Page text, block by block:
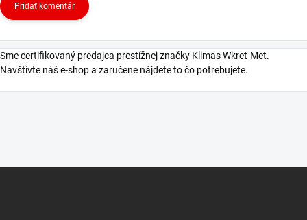
Pridať komentár
Sme certifikovaný predajca prestížnej značky Klimas Wkret-Met.
Navštívte náš e-shop a zaručene nájdete to čo potrebujete.